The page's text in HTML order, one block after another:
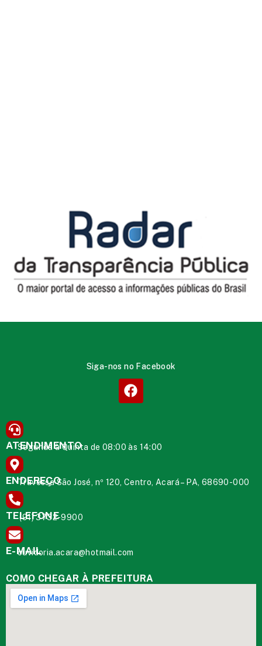
Siga-nos no Facebook
ATENDIMENTO
Segunda à Quinta de 08:00 às 14:00
ENDEREÇO
Travessa São José, nº 120, Centro, Acará – PA, 68690-000
TELEFONE
(91) 3732-9900
E-MAIL
ouvidoria.acara@hotmail.com
COMO CHEGAR À PREFEITURA